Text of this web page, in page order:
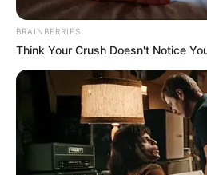
BRAINBERRIES
Think Your Crush Doesn't Notice